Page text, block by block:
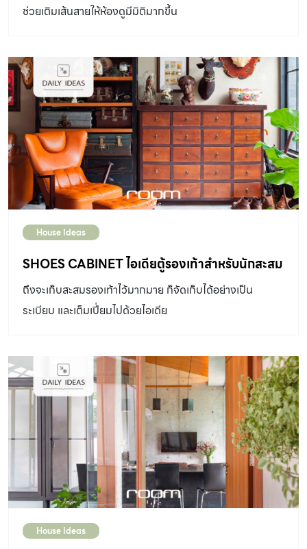
ช่วยเติมเส้นสายให้ห้องดูมีมิติมากขึ้น
House Ideas
SHOES CABINET ไอเดียตู้รองเท้าสำหรับนักสะสม
ถึงจะเก็บสะสมรองเท้าไว้มากมาย ก็จัดเก็บได้อย่างเป็น
ระเบียบ และเต็มเปี่ยมไปด้วยไอเดีย
House Ideas